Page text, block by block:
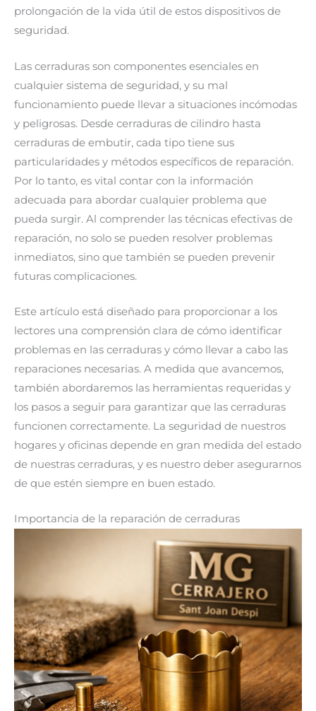
prolongación de la vida útil de estos dispositivos de
seguridad.
Las cerraduras son componentes esenciales en
cualquier sistema de seguridad, y su mal
funcionamiento puede llevar a situaciones incómodas
y peligrosas. Desde cerraduras de cilindro hasta
cerraduras de embutir, cada tipo tiene sus
particularidades y métodos específicos de reparación.
Por lo tanto, es vital contar con la información
adecuada para abordar cualquier problema que
pueda surgir. Al comprender las técnicas efectivas de
reparación, no solo se pueden resolver problemas
inmediatos, sino que también se pueden prevenir
futuras complicaciones.
Este artículo está diseñado para proporcionar a los
lectores una comprensión clara de cómo identificar
problemas en las cerraduras y cómo llevar a cabo las
reparaciones necesarias. A medida que avancemos,
también abordaremos las herramientas requeridas y
los pasos a seguir para garantizar que las cerraduras
funcionen correctamente. La seguridad de nuestros
hogares y oficinas depende en gran medida del estado
de nuestras cerraduras, y es nuestro deber asegurarnos
de que estén siempre en buen estado.
Importancia de la reparación de cerraduras